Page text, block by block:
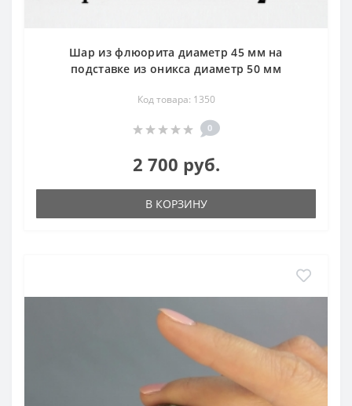
Шар из флюорита диаметр 45 мм на
подставке из оникса диаметр 50 мм
Код товара: 1350
0
2 700 руб.
В КОРЗИНУ